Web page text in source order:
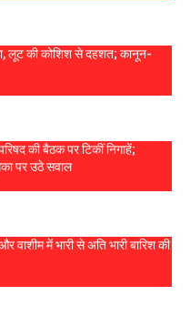
लूट की कोशिश से दहशत; कानून-
की बैठक पर टिकीं निगाहें;
पर उठे सवाल
में भारी से अति भारी बारिश की